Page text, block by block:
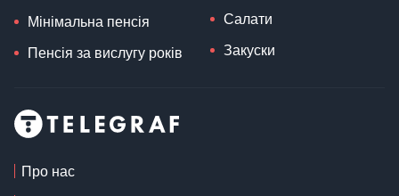
Мінімальна пенсія
Пенсія за вислугу років
Салати
Закуски
Про нас